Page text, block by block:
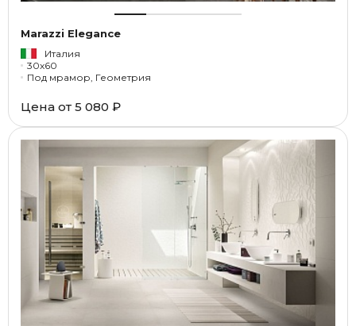
Marazzi Elegance
Италия
30x60
Под мрамор, Геометрия
Цена от 5 080 ₽